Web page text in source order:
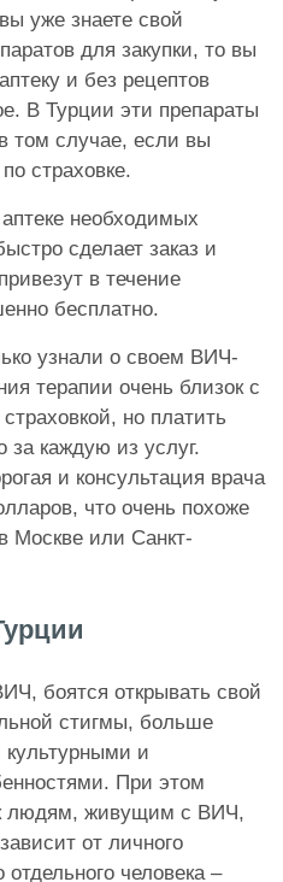
уже знаете свой
для закупки, то вы
и без рецептов
В Турции эти препараты
том случае, если вы
страховке.
необходимых
сделает заказ и
в течение
бесплатно.
узнали о своем ВИЧ-
терапии очень близок с
но платить
за каждую из услуг.
и консультация врача
что очень похоже
Москве или Санкт-
боятся открывать свой
стигмы, больше
культурными и
При этом
людям, живущим с ВИЧ,
от личного
отдельного человека –